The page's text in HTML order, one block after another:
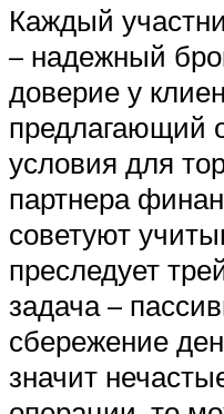
Каждый
– надежный
доверие у
предлагающий
условия для
партнера
советуют
преследует
задача –
сбережение
значит